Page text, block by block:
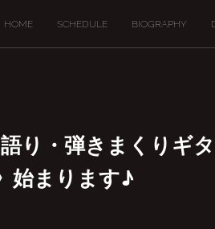
HOME SCHEDULE BIOGRAPHY
り・弾きまくりギ
始まります♪